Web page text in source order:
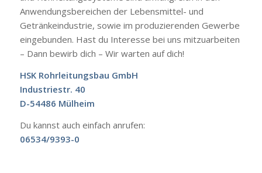
Anwendungsbereichen der Lebensmittel- und
Getränkeindustrie, sowie im produzierenden Gewerbe
eingebunden. Hast du Interesse bei uns mitzuarbeiten
– Dann bewirb dich – Wir warten auf dich!
HSK Rohrleitungsbau GmbH
Industriestr. 40
D-54486 Mülheim
Du kannst auch einfach anrufen:
06534/9393-0